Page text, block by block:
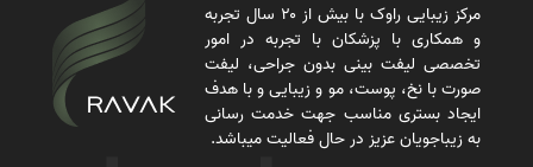
مرکز زیبایی راوک با بیش از ۲۰ سال تجربه
و همکاری با پزشکان با تجربه در امور
تخصصی لیفت بینی بدون جراحی، لیفت
صورت با نخ، پوست، مو و زیبایی و با هدف
ایجاد بستری مناسب جهت خدمت رسانی
به زیباجویان عزیز در حال فعالیت میباشد.